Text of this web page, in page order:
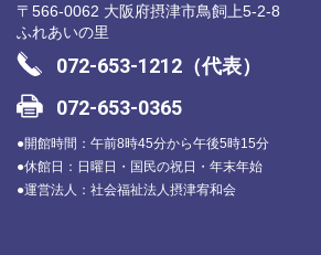
〒566-0062 大阪府摂津市鳥飼上5-2-8
ふれあいの里
072-653-1212（代表）
072-653-0365
●開館時間：午前8時45分から午後5時15分
●休館日：日曜日・国民の祝日・年末年始
●運営法人：社会福祉法人摂津宥和会